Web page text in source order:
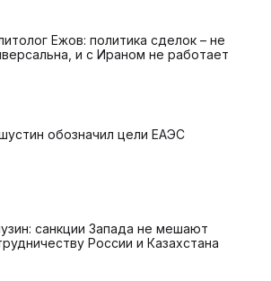
Ежов: политика сделок – не
и с Ираном не работает
обозначил цели ЕАЭС
санкции Запада не мешают
России и Казахстана